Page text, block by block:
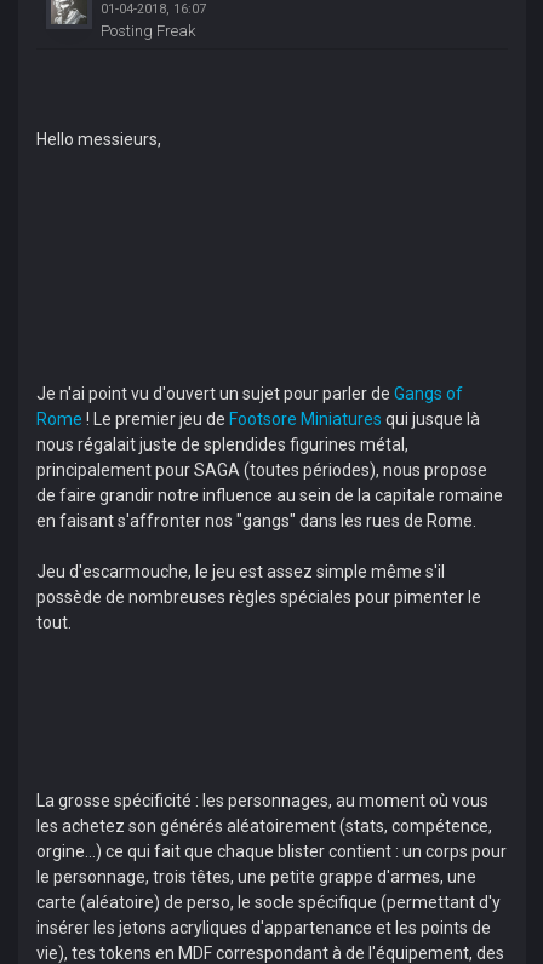
01-04-2018, 16:07
Posting Freak
Hello messieurs,
Je n'ai point vu d'ouvert un sujet pour parler de Gangs of
Rome ! Le premier jeu de Footsore Miniatures qui jusque là
nous régalait juste de splendides figurines métal,
principalement pour SAGA (toutes périodes), nous propose
de faire grandir notre influence au sein de la capitale romaine
en faisant s'affronter nos "gangs" dans les rues de Rome.
Jeu d'escarmouche, le jeu est assez simple même s'il
possède de nombreuses règles spéciales pour pimenter le
tout.
La grosse spécificité : les personnages, au moment où vous
les achetez son générés aléatoirement (stats, compétence,
orgine...) ce qui fait que chaque blister contient : un corps pour
le personnage, trois têtes, une petite grappe d'armes, une
carte (aléatoire) de perso, le socle spécifique (permettant d'y
insérer les jetons acryliques d'appartenance et les points de
vie), tes tokens en MDF correspondant à de l'équipement, des